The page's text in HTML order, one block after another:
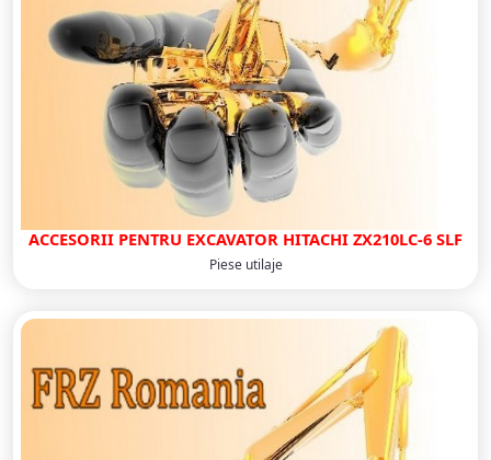
ACCESORII PENTRU EXCAVATOR HITACHI ZX210LC-6 SLF
Piese utilaje